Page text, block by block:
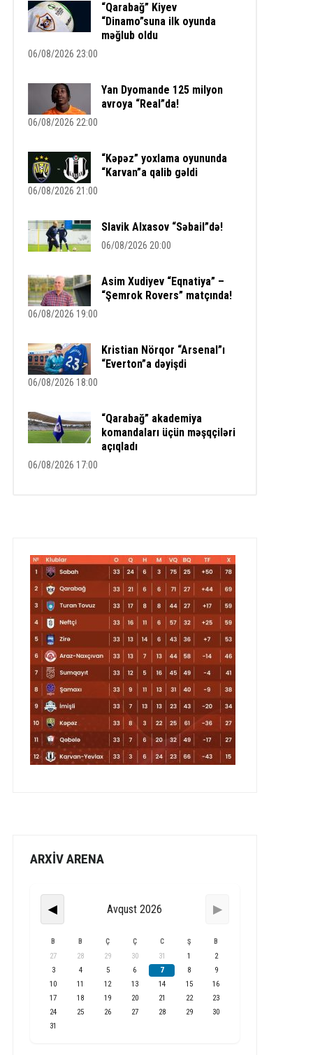
“Qarabağ” Kiyev
“Dinamo”suna ilk oyunda
məğlub oldu
06/08/2026 23:00
Yan Dyomande 125 milyon
avroya “Real”da!
06/08/2026 22:00
“Kəpəz” yoxlama oyununda
“Karvan”a qalib gəldi
06/08/2026 21:00
Slavik Alxasov “Səbail”də!
06/08/2026 20:00
Asim Xudiyev “Eqnatiya” –
“Şemrok Rovers” matçında!
06/08/2026 19:00
Kristian Nörqor “Arsenal”ı
“Everton”a dəyişdi
06/08/2026 18:00
“Qarabağ” akademiya
komandaları üçün məşqçiləri
açıqladı
06/08/2026 17:00
ARXİV ARENA
◀ Avqust 2026 ▶
B B Ç Ç C Ş B
27 28 29 30 31 1
2
3
4 5 6 7 8
9
10
11 12 13 14 15
16
17
18 19 20 21 22
23
24
25 26 27 28 29
30
31